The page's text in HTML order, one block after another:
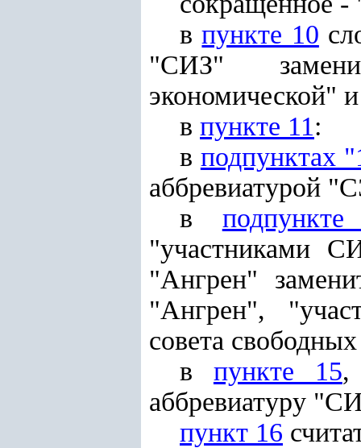
впункте 10
"СИЗ"
экономической"
в пункте 11:
в подпунктах
аббревиатурой
в
"участниками
"Ангрен"
"Ангрен",
совета
в пункте 15
аббревиатуру
пункт 16